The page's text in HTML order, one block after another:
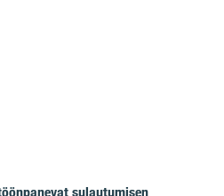
sulautumisen